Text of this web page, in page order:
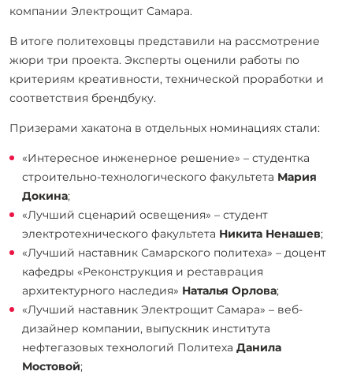
компании Электрощит Самара.
В итоге политеховцы представили на рассмотрение
жюри три проекта. Эксперты оценили работы по
критериям креативности, технической проработки и
соответствия брендбуку.
Призерами хакатона в отдельных номинациях стали:
«Интересное инженерное решение» – студентка
строительно-технологического факультета Мария
Докина;
«Лучший сценарий освещения» – студент
электротехнического факультета Никита Ненашев;
«Лучший наставник Самарского политеха» – доцент
кафедры «Реконструкция и реставрация
архитектурного наследия» Наталья Орлова;
«Лучший наставник Электрощит Самара» – веб-
дизайнер компании, выпускник института
нефтегазовых технологий Политеха Данила
Мостовой;